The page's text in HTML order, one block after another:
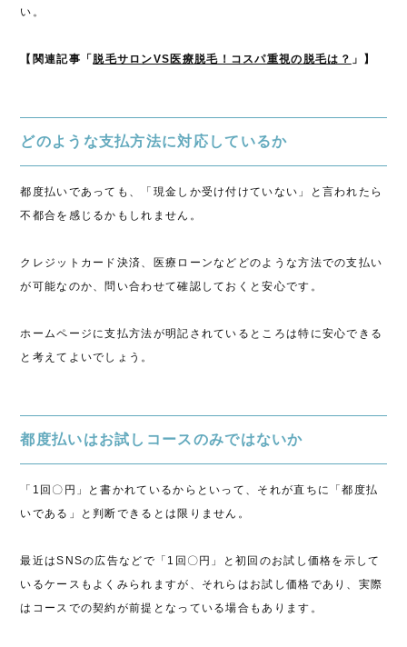
い。
【関連記事「脱毛サロンVS医療脱毛！コスパ重視の脱毛は？ 」】
どのような支払方法に対応しているか
都度払いであっても、「現金しか受け付けていない」と言われたら
不都合を感じるかもしれません。
クレジットカード決済、医療ローンなどどのような方法での支払い
が可能なのか、問い合わせて確認しておくと安心です。
ホームページに支払方法が明記されているところは特に安心できる
と考えてよいでしょう。
都度払いはお試しコースのみではないか
「1回〇円」と書かれているからといって、それが直ちに「都度払
いである」と判断できるとは限りません。
最近はSNSの広告などで「1回〇円」と初回のお試し価格を示して
いるケースもよくみられますが、それらはお試し価格であり、実際
はコースでの契約が前提となっている場合もあります。